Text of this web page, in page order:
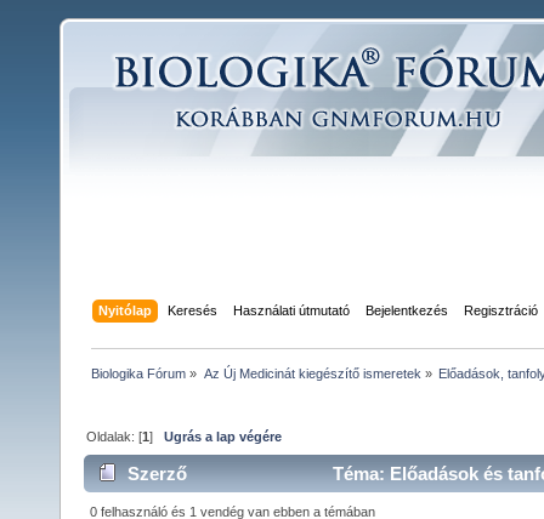
Nyitólap Keresés Használati útmutató Bejelentkezés Regisztráció
Biologika Fórum » Az Új Medicinát kiegészítő ismeretek » Előadások,
Oldalak: [1]Ugrás a lap végére
Szerző Téma: Előadások és
0 felhasználó és 1 vendég van ebben a témában